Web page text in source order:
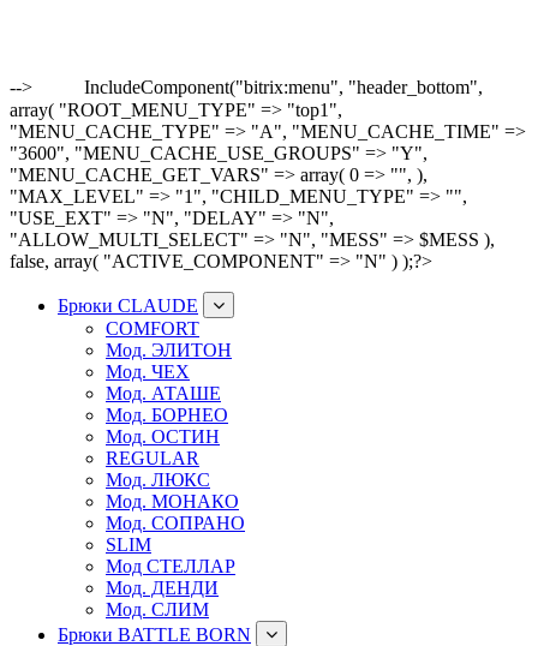
-->
IncludeComponent("bitrix:menu", "header_bottom",
array( "ROOT_MENU_TYPE" => "top1",
"MENU_CACHE_TYPE" => "A", "MENU_CACHE_TIME" =>
"3600", "MENU_CACHE_USE_GROUPS" => "Y",
"MENU_CACHE_GET_VARS" => array( 0 => "", ),
"MAX_LEVEL" => "1", "CHILD_MENU_TYPE" => "",
"USE_EXT" => "N", "DELAY" => "N",
"ALLOW_MULTI_SELECT" => "N", "MESS" => $MESS ),
false, array( "ACTIVE_COMPONENT" => "N" ) );?>
Брюки CLAUDE
COMFORT
Мод. ЭЛИТОН
Мод. ЧЕХ
Мод. АТАШЕ
Мод. БОРНЕО
Мод. ОСТИН
REGULAR
Мод. ЛЮКС
Мод. МОНАКО
Мод. СОПРАНО
SLIM
Мод СТЕЛЛАР
Мод. ДЕНДИ
Мод. СЛИМ
Брюки BATTLE BORN